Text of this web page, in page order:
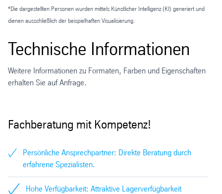
*Die dargestellten Personen wurden mittels Künstlicher Intelligenz (KI) generiert und
dienen ausschließlich der beispielhaften Visualisierung.
Technische Informationen
Weitere Informationen zu Formaten, Farben und Eigenschaften
erhalten Sie auf Anfrage.
Fachberatung mit Kompetenz!
Persönliche Ansprechpartner: Direkte Beratung durch
erfahrene Spezialisten.
Hohe Verfügbarkeit: Attraktive Lagerverfügbarkeit